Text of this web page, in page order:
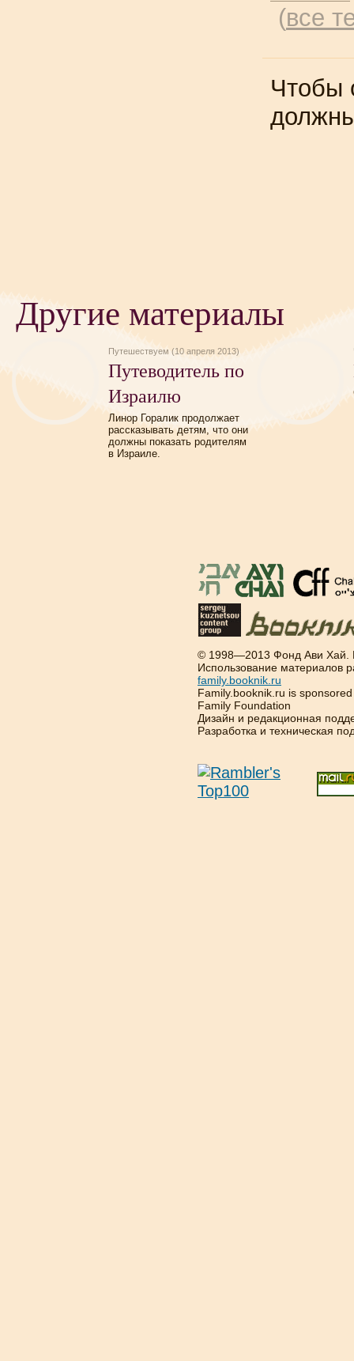
(все
Чтобы
Другие материалы
Путешествуем (10 апреля 2013)
Путеводитель по
Израилю
Линор Горалик продолжает
рассказывать детям, что они
должны показать родителям
в Израиле.
© 1998—2013 Фонд Ави Хай.
Использование материалов
family.booknik.ru
Family.booknik.ru is
Family Foundation
Дизайн и редакционная
Разработка и техническая